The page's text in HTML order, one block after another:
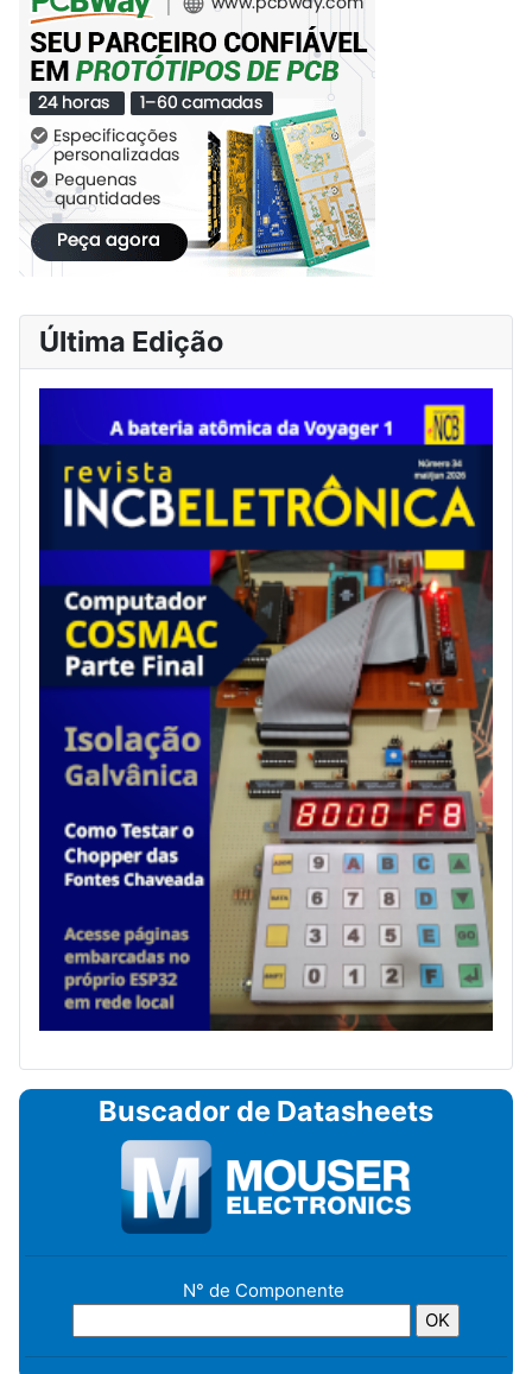
Última Edição
Buscador de Datasheets
N° de Componente